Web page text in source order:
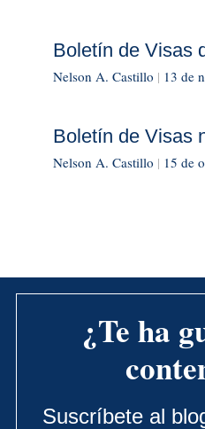
Boletín de Visas
Nelson A. Castillo | 13 de
Boletín de Visas
Nelson A. Castillo | 15 de
¿Te ha
Suscríbete al